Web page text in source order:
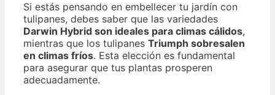
Si estás pensando en embellecer tu jardín con
tulipanes, debes saber que las variedades
Darwin Hybrid son ideales para climas cálidos,
mientras que los tulipanes Triumph sobresalen
en climas fríos. Esta elección es fundamental
para asegurar que tus plantas prosperen
adecuadamente.